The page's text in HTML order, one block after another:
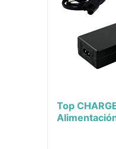
Top
Recambio